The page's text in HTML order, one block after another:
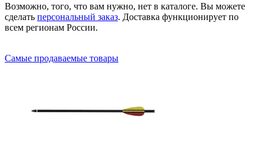
Возможно, того, что вам нужно, нет в каталоге. Вы можете
сделать персональный заказ. Доставка функционирует по
всем регионам России.
Самые продаваемые товары